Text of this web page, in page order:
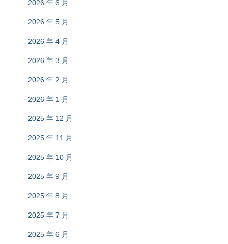
2026 年 6 月
2026 年 5 月
2026 年 4 月
2026 年 3 月
2026 年 2 月
2026 年 1 月
2025 年 12 月
2025 年 11 月
2025 年 10 月
2025 年 9 月
2025 年 8 月
2025 年 7 月
2025 年 6 月